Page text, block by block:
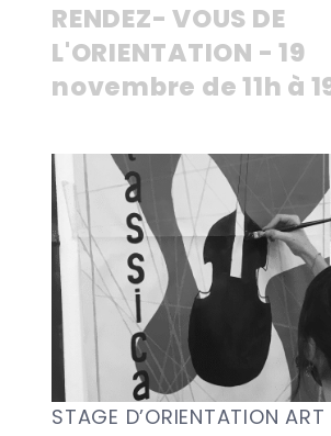
RENDEZ- VOUS DE
L'ORIENTATION - 19
novembre de 11h à
STAGE D’ORIENTATION